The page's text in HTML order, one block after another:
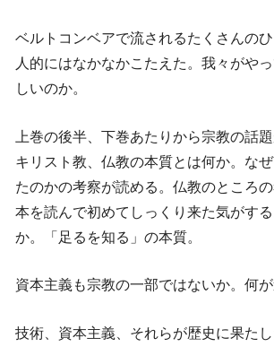
ベルトコンベアで流されるたくさんの
人的にはなかなかこたえた。我々がや
しいのか。
上巻の後半、下巻あたりから宗教の話
キリスト教、仏教の本質とは何か。な
たのかの考察が読める。仏教のところ
本を読んで初めてしっくり来た気がす
か。「足るを知る」の本質。
資本主義も宗教の一部ではないか。何が
技術、資本主義、それらが歴史に果た